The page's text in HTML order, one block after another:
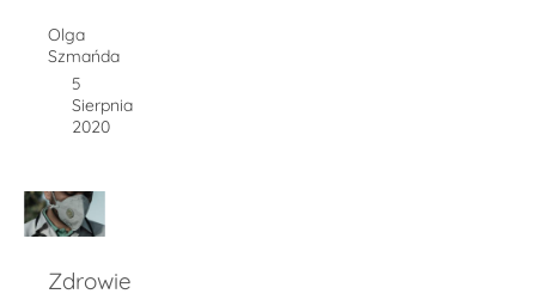
Olga
Szmańda
5
Sierpnia
2020
Zdrowie